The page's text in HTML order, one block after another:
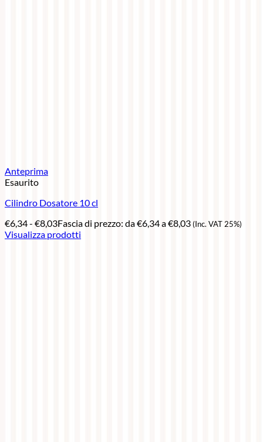
Anteprima
Esaurito
Cilindro Dosatore 10 cl
€6,34- €8,03Fascia di prezzo: da €6,34 a €8,03(Inc. VAT 25%)
Visualizza prodotti